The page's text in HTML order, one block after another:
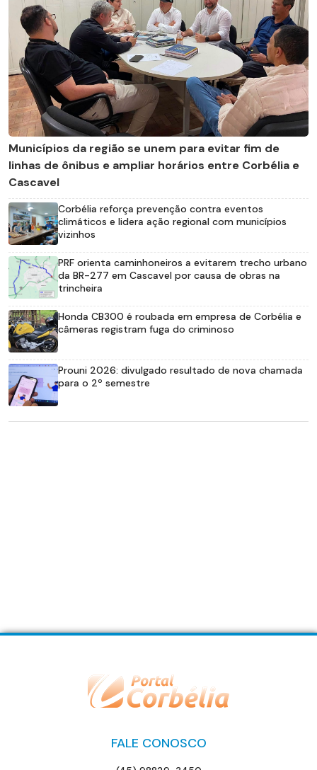
Municípios da região se unem para evitar fim de
linhas de ônibus e ampliar horários entre Corbélia e
Cascavel
Corbélia reforça prevenção contra eventos
climáticos e lidera ação regional com municípios
vizinhos
PRF orienta caminhoneiros a evitarem trecho urbano
da BR-277 em Cascavel por causa de obras na
trincheira
Honda CB300 é roubada em empresa de Corbélia e
câmeras registram fuga do criminoso
Prouni 2026: divulgado resultado de nova chamada
para o 2º semestre
FALE CONOSCO